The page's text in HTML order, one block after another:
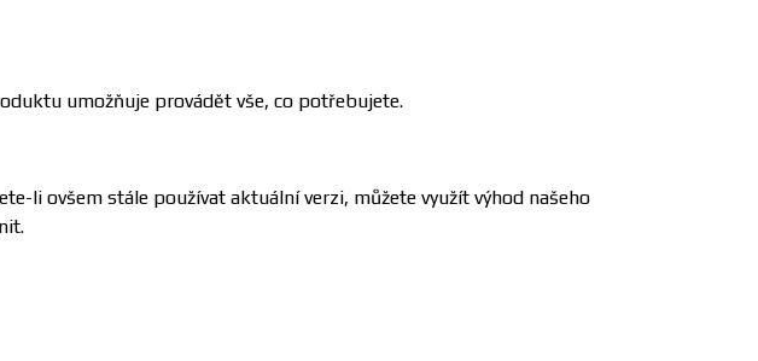
umožňuje provádět vše, co potřebujete.
li ovšem stále používat aktuální verzi, můžete využít výhod našeho